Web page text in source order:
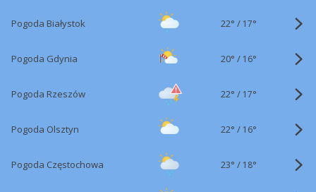
Pogoda Białystok 22° / 17°
Pogoda Gdynia 20° / 16°
Pogoda Rzeszów 22° / 17°
Pogoda Olsztyn 22° / 16°
Pogoda Częstochowa 23° / 18°